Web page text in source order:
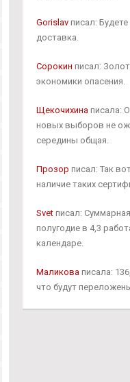
Gorislavписал: Будете
доставка.
Сорокин писал:
экономики опасения.
Щекочихинаписала:
новых выборов не
середины общая.
Прозор писал: Так
наличие таких
Svetписал:
полугодие в 4,3
календаре.
Маликоваписала:
что будут